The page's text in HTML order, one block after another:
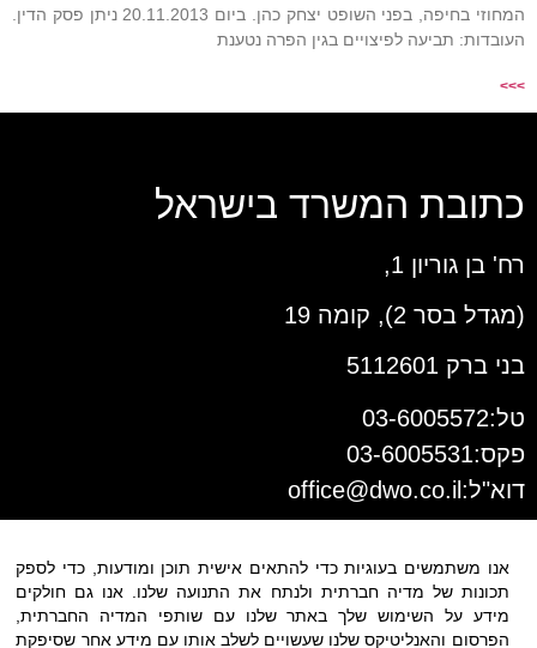
המחוזי בחיפה, בפני השופט יצחק כהן. ביום 20.11.2013 ניתן פסק הדין.
העובדות: תביעה לפיצויים בגין הפרה נטענת
>>>
כתובת המשרד בישראל
רח' בן גוריון 1,
(מגדל בסר 2), קומה 19
בני ברק 5112601
טל:03-6005572
פקס:03-6005531
דוא"ל: office@dwo.co.il
אנו משתמשים בעוגיות כדי להתאים אישית תוכן ומודעות, כדי לספק
תכונות של מדיה חברתית ולנתח את התנועה שלנו. אנו גם חולקים
מידע על השימוש שלך באתר שלנו עם שותפי המדיה החברתית,
הפרסום והאנליטיקס שלנו שעשויים לשלב אותו עם מידע אחר שסיפקת